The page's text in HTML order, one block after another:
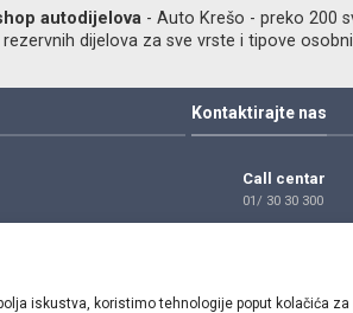
iskustva, koristimo tehnologije poput kolačića
autodijelova - Auto Krešo - preko 200
dijelova za sve vrste i tipove
Kontaktirajte nas
Call centar
01/ 30 30 300